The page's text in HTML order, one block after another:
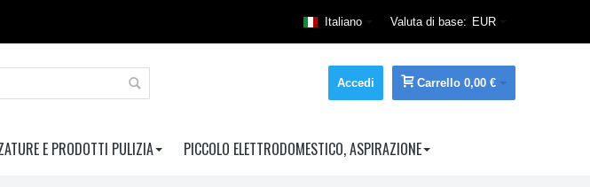
Valuta di base: EUR
Italiano
Carrello 0,00 €
Accedi
E PRODOTTI PULIZIA PICCOLO ELETTRODOMESTICO, ASPIRAZIONE